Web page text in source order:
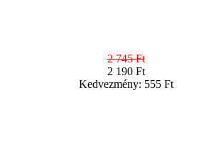
2 745 Ft
2 190 Ft
Kedvezmény: 555 Ft